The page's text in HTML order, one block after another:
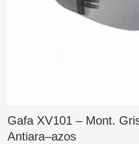
Gafa XV101 – Mont.
Antiara–azos